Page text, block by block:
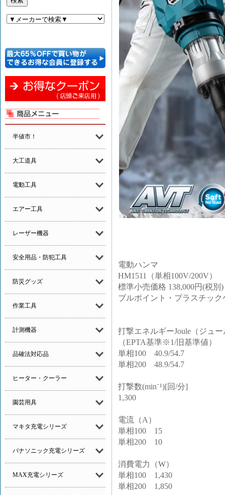
半値市！
大工道具
電動工具
エアー工具
レーザー機器
安全用品・防犯工具
防災グッズ
作業工具
計測機器
品確法対応品
ヒーター・クーラー
園芸用具
マキタ充電シリーズ
パナソニック充電シリーズ
MAX充電シリーズ
電動ハンマ
HM1511（単相100V/200V）
標準小売価格 138,000円(税別)
ブルポイント・プラスチック
打撃エネルギーJoule（ジュ
（EPTA基準※1/旧基準値）
単相100 40.9/54.7
単相200 48.9/54.7
打撃数(min⁻¹)[回/分]
1,300
電流（A）
単相100 15
単相200 10
消費電力（W）
単相100 1,430
単相200 1,850